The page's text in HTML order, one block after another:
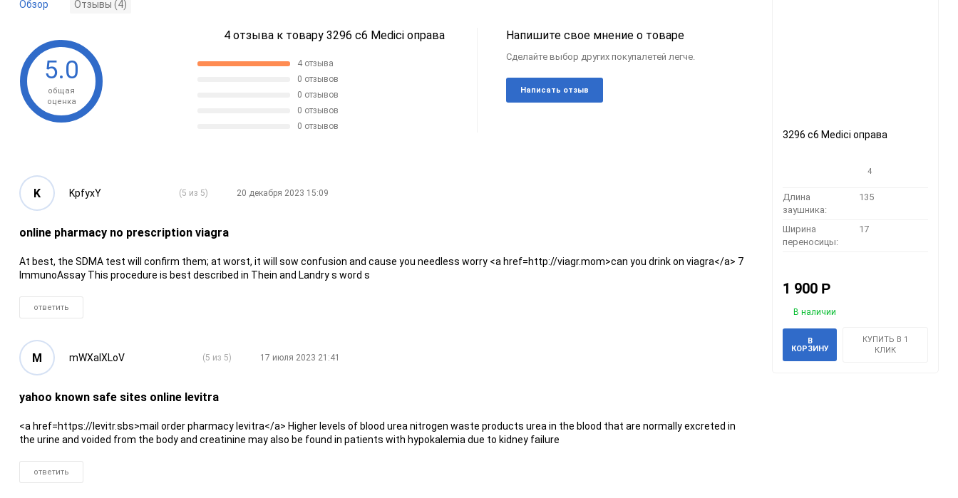
Обзор Отзывы (4)
5.0
общая
оценка
4 отзыва к товару 3296 c6 Medici оправа
4 отзыва
0 отзывов
0 отзывов
0 отзывов
0 отзывов
Напишите свое мнение о товаре
Сделайте выбор других покупалетей легче.
Написать отзыв
K KpfyxY (5 из 5) 20 декабря 2023 15:09
online pharmacy no prescription viagra
At best, the SDMA test will confirm them; at worst, it will sow confusion and cause you needless worry <a href=http://viagr.mom>can you drink on viagra</a> 7
ImmunoAssay This procedure is best described in Thein and Landry s word s
ответить
M mWXaIXLoV (5 из 5) 17 июля 2023 21:41
yahoo known safe sites online levitra
<a href=https://levitr.sbs>mail order pharmacy levitra</a> Higher levels of blood urea nitrogen waste products urea in the blood that are normally excreted in
the urine and voided from the body and creatinine may also be found in patients with hypokalemia due to kidney failure
ответить
3296 c6 Medici оправа
4
Длина
заушника:
135
Ширина
переносицы:
17
1 900 Р
В наличии
В
КОРЗИНУ
КУПИТЬ В 1
КЛИК